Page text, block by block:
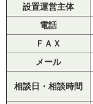
設置運営主体
電話
ＦＡＸ
メール
相談日・相談時間